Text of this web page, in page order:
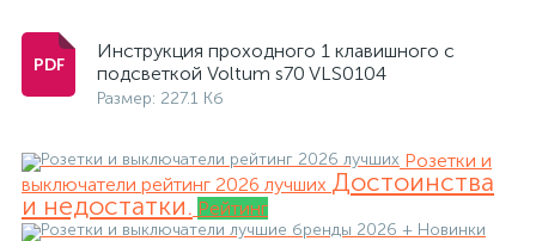
Инструкция проходного 1 клавишного с
подсветкой Voltum s70 VLS0104
Размер: 227.1 Кб
Розетки и
выключатели рейтинг 2026 лучших Достоинства
и недостатки. Рейтинг